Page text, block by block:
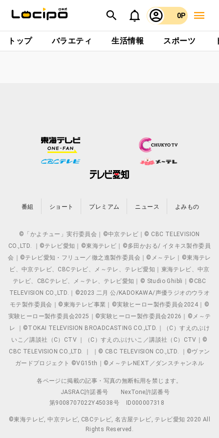
0P
トップ バラエティ 生活情報 スポーツ
番組 ショート プレミアム ニュース よみもの
©「かよチュー」実行委員会｜©中京テレビ｜© CBC TELEVISION
CO.,LTD. ｜©テレビ愛知｜©東海テレビ｜©多田かおる/ イタキス製作委員
会｜©テレビ愛知・フリュー／徹之進製作委員会｜©メ～テレ｜©東海テレ
ビ、中京テレビ、CBCテレビ、メ～テレ、テレビ愛知｜東海テレビ、中京
テレビ、CBCテレビ、メ～テレ、テレビ愛知｜© Studio Ghibli｜©CBC
TELEVISION CO.,LTD.｜©2023 二月 公/KADOKAWA/声優ラジオのウラオ
モテ製作委員会｜©東海テレビ事業｜©実験ヒーロー製作委員会2024｜©
実験ヒーロー製作委員会2025｜©実験ヒーロー製作委員会2026｜©メ～テ
レ ｜©TOKAI TELEVISION BROADCASTING CO.,LTD.｜（C）すえのぶけ
いこ／講談社（C）CTV ｜（C）すえのぶけいこ／講談社（C）CTV｜©
CBC TELEVISION CO.,LTD. ｜ ｜© CBC TELEVISION CO.,LTD. ｜©ヴァン
ガードプロジェクト ©VG15th｜©メ～テレNEXT／ダンスチャンネル
各ページに掲載の記事・写真の無断転用を禁じます。
JASRAC許諾番号
NexTone許諾番号
第9008707022Y45038号
ID000007318
©東海テレビ, 中京テレビ, CBCテレビ, 名古屋テレビ, テレビ愛知 2020 All
Rights Reserved.